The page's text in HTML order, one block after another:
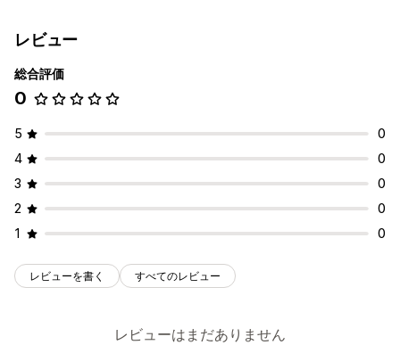
レビュー
総合評価
0
5
0
4
0
3
0
2
0
1
0
レビューを書く すべてのレビュー
レビューはまだありません